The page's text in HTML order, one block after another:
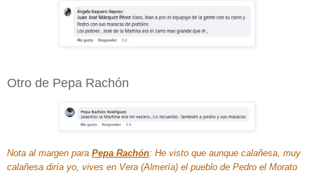
Otro de Pepa Rachón
Nota al margen para Pepa Rachón: He visto que aunque calañesa, muy
calañesa diría yo, vives en Vera (Almería) el pueblo de Pedro el Morato